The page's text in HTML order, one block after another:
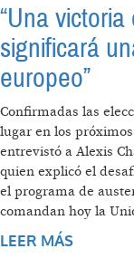
“Una
significará
europeo”
Confirmadas las
lugar en los
entrevistó a Alexis
quien explicó el
el programa de
comandan hoy la
LEER MÁS